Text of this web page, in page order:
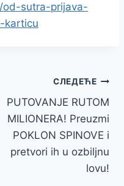
sutra-prijava-
karticu
СЛЕДЕЋЕ
PUTOVANJE RUTOM
MILIONERA! Preuzmi
POKLON SPINOVE i
pretvori ih u ozbiljnu
lovu!